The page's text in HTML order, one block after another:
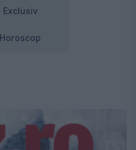
Exclusiv
Horoscop